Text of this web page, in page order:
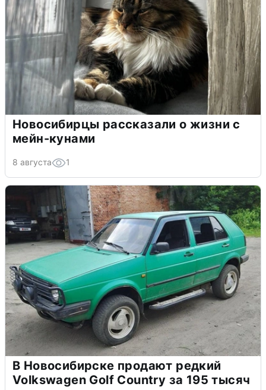
Новосибирцы рассказали о жизни с
мейн-кунами
8 августа 1
В Новосибирске продают редкий
Volkswagen Golf Country за 195 тысяч